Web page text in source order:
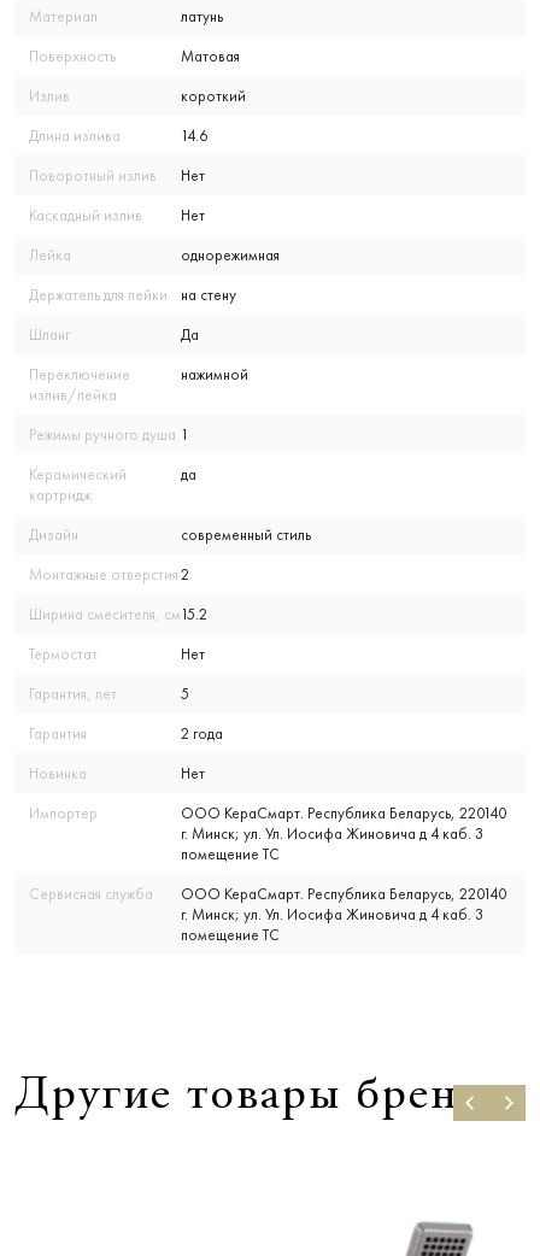
Материал латунь
Поверхность Матовая
Излив короткий
Длина излива 14.6
Поворотный излив Нет
Каскадный излив Нет
Лейка однорежимная
Держатель для лейки на стену
Шланг Да
Переключение
излив/лейка
нажимной
Режимы ручного душа 1
Керамический
картридж
да
Дизайн современный стиль
Монтажные отверстия 2
Ширина смесителя, см15.2
Термостат Нет
Гарантия, лет 5
Гарантия 2 года
Новинка Нет
Импортер
ООО КераСмарт. Республика Беларусь, 220140
г. Минск; ул. Ул. Иосифа Жиновича д 4 каб. 3
помещение ТС
Сервисная служба
ООО КераСмарт. Республика Беларусь, 220140
г. Минск; ул. Ул. Иосифа Жиновича д 4 каб. 3
помещение ТС
Другие товары бренда